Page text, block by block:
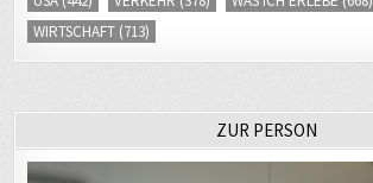
WIRTSCHAFT (713)
ZUR PERSON